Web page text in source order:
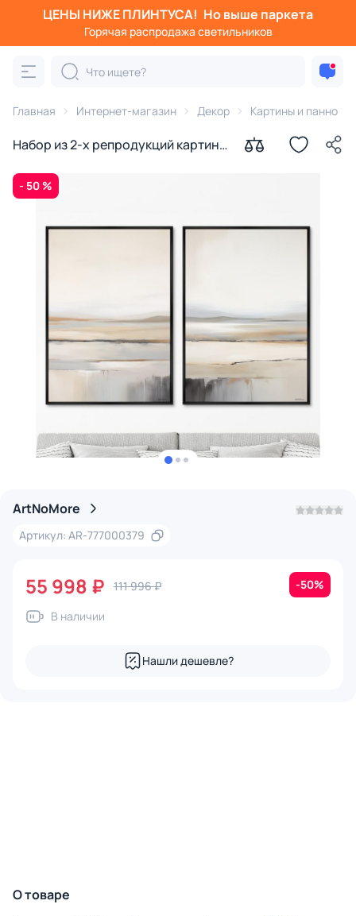
ЦЕНЫ НИЖЕ ПЛИНТУСА! Но выше паркета
Горячая распродажа светильников
Главная Интернет-магазин Декор Картины и панно
Набор из 2-х репродукций картин
озеро, 2024г.
- 50 %
ArtNoMore
Артикул: AR-777000379
55 998 ₽ 111 996 ₽ -50%
В наличии
Нашли дешевле?
О товаре